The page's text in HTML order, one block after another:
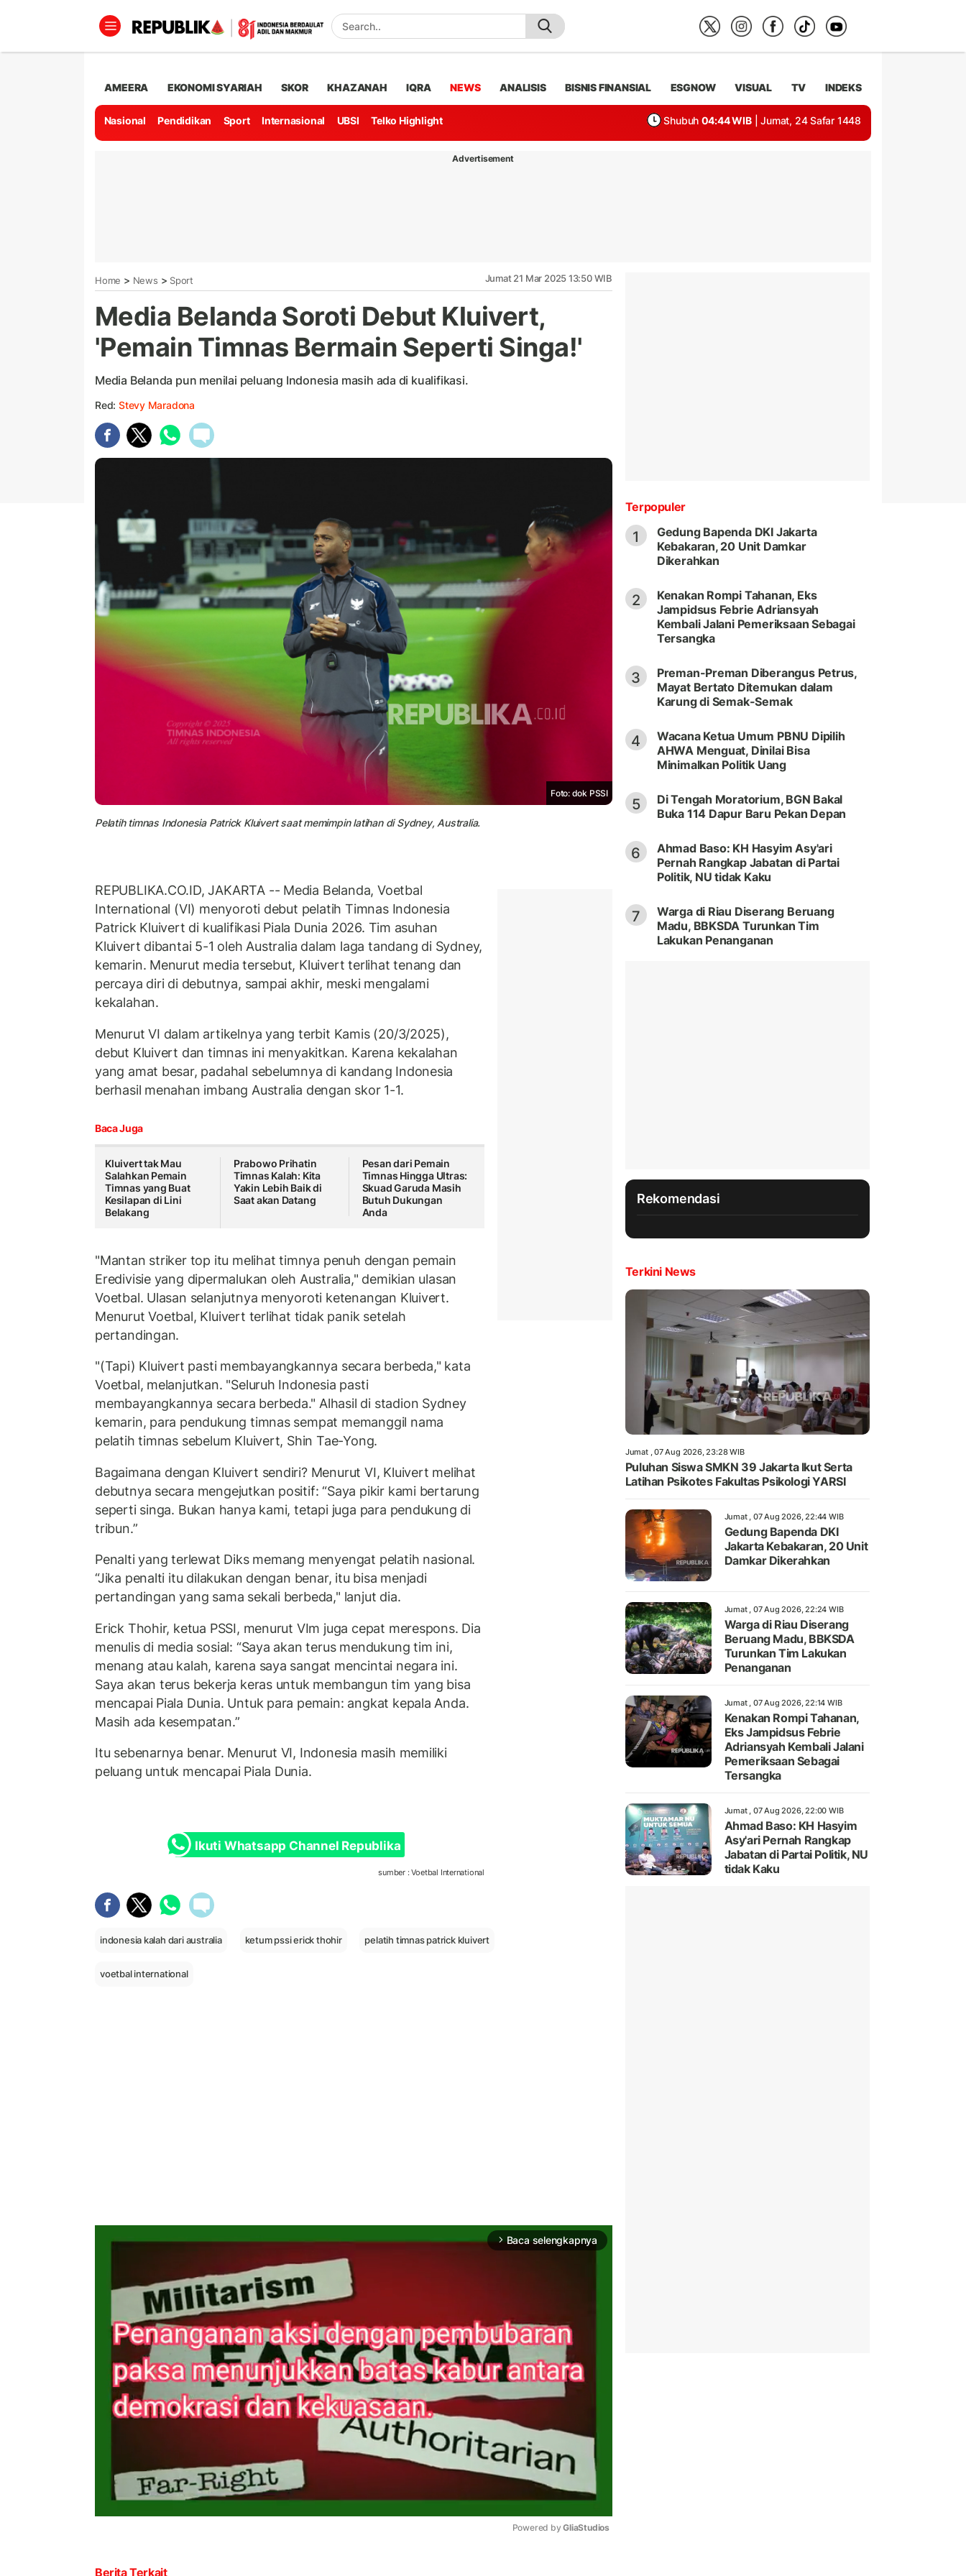
AMEERA EKONOMI SYARIAH SKOR KHAZANAH IQRA NEWS ANALISIS BISNIS FINANSIAL ESGNOW VISUAL TV INDEKS
Nasional Pendidikan Sport Internasional UBSI Telko Highlight Shubuh 04:44 WIB | Jumat, 24 Safar 1448
Advertisement
Home > News > Sport Jumat 21 Mar 2025 13:50 WIB
Media Belanda Soroti Debut Kluivert,
'Pemain Timnas Bermain Seperti Singa!'
Media Belanda pun menilai peluang Indonesia masih ada di kualifikasi.
Red: Stevy Maradona
Foto: dok PSSI
Pelatih timnas Indonesia Patrick Kluivert saat memimpin latihan di Sydney, Australia.
REPUBLIKA.CO.ID, JAKARTA -- Media Belanda, Voetbal
International (VI) menyoroti debut pelatih Timnas Indonesia
Patrick Kluivert di kualifikasi Piala Dunia 2026. Tim asuhan
Kluivert dibantai 5-1 oleh Australia dalam laga tandang di Sydney,
kemarin. Menurut media tersebut, Kluivert terlihat tenang dan
percaya diri di debutnya, sampai akhir, meski mengalami
kekalahan.
Menurut VI dalam artikelnya yang terbit Kamis (20/3/2025),
debut Kluivert dan timnas ini menyakitkan. Karena kekalahan
yang amat besar, padahal sebelumnya di kandang Indonesia
berhasil menahan imbang Australia dengan skor 1-1.
Baca Juga
Kluivert tak Mau
Salahkan Pemain
Timnas yang Buat
Kesilapan di Lini
Belakang
Prabowo Prihatin
Timnas Kalah: Kita
Yakin Lebih Baik di
Saat akan Datang
Pesan dari Pemain
Timnas Hingga Ultras:
Skuad Garuda Masih
Butuh Dukungan
Anda
"Mantan striker top itu melihat timnya penuh dengan pemain
Eredivisie yang dipermalukan oleh Australia," demikian ulasan
Voetbal. Ulasan selanjutnya menyoroti ketenangan Kluivert.
Menurut Voetbal, Kluivert terlihat tidak panik setelah
pertandingan.
"(Tapi) Kluivert pasti membayangkannya secara berbeda," kata
Voetbal, melanjutkan. "Seluruh Indonesia pasti
membayangkannya secara berbeda." Alhasil di stadion Sydney
kemarin, para pendukung timnas sempat memanggil nama
pelatih timnas sebelum Kluivert, Shin Tae-Yong.
Bagaimana dengan Kluivert sendiri? Menurut VI, Kluivert melihat
debutnya secara mengejutkan positif: “Saya pikir kami bertarung
seperti singa. Bukan hanya kami, tetapi juga para pendukung di
tribun.”
Penalti yang terlewat Diks memang menyengat pelatih nasional.
“Jika penalti itu dilakukan dengan benar, itu bisa menjadi
pertandingan yang sama sekali berbeda," lanjut dia.
Erick Thohir, ketua PSSI, menurut VIm juga cepat merespons. Dia
menulis di media sosial: “Saya akan terus mendukung tim ini,
menang atau kalah, karena saya sangat mencintai negara ini.
Saya akan terus bekerja keras untuk membangun tim yang bisa
mencapai Piala Dunia. Untuk para pemain: angkat kepala Anda.
Masih ada kesempatan.”
Itu sebenarnya benar. Menurut VI, Indonesia masih memiliki
peluang untuk mencapai Piala Dunia.
Ikuti Whatsapp Channel Republika
sumber : Voetbal International
indonesia kalah dari australia ketum pssi erick thohir pelatih timnas patrick kluivert
voetbal international
arrow_forward_ios Baca selengkapnya
Powered by GliaStudios
Berita Terkait
Terpopuler
1
Gedung Bapenda DKI Jakarta
Kebakaran, 20 Unit Damkar
Dikerahkan
2
Kenakan Rompi Tahanan, Eks
Jampidsus Febrie Adriansyah
Kembali Jalani Pemeriksaan Sebagai
Tersangka
3
Preman-Preman Diberangus Petrus,
Mayat Bertato Ditemukan dalam
Karung di Semak-Semak
4
Wacana Ketua Umum PBNU Dipilih
AHWA Menguat, Dinilai Bisa
Minimalkan Politik Uang
5
Di Tengah Moratorium, BGN Bakal
Buka 114 Dapur Baru Pekan Depan
6
Ahmad Baso: KH Hasyim Asy'ari
Pernah Rangkap Jabatan di Partai
Politik, NU tidak Kaku
7
Warga di Riau Diserang Beruang
Madu, BBKSDA Turunkan Tim
Lakukan Penanganan
Rekomendasi
Terkini News
Jumat , 07 Aug 2026, 23:28 WIB
Puluhan Siswa SMKN 39 Jakarta Ikut Serta
Latihan Psikotes Fakultas Psikologi YARSI
Jumat , 07 Aug 2026, 22:44 WIB
Gedung Bapenda DKI
Jakarta Kebakaran, 20 Unit
Damkar Dikerahkan
Jumat , 07 Aug 2026, 22:24 WIB
Warga di Riau Diserang
Beruang Madu, BBKSDA
Turunkan Tim Lakukan
Penanganan
Jumat , 07 Aug 2026, 22:14 WIB
Kenakan Rompi Tahanan,
Eks Jampidsus Febrie
Adriansyah Kembali Jalani
Pemeriksaan Sebagai
Tersangka
Jumat , 07 Aug 2026, 22:00 WIB
Ahmad Baso: KH Hasyim
Asy'ari Pernah Rangkap
Jabatan di Partai Politik, NU
tidak Kaku